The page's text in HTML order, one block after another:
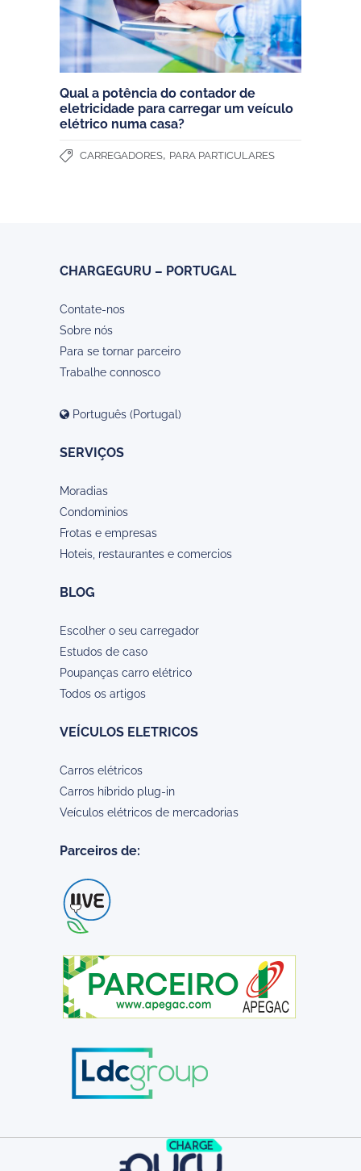
Qual a potência do contador de
eletricidade para carregar um veículo
elétrico numa casa?
CARREGADORES, PARA PARTICULARES
CHARGEGURU – PORTUGAL
Contate-nos
Sobre nós
Para se tornar parceiro
Trabalhe connosco
Português (Portugal)
SERVIÇOS
Moradias
Condominios
Frotas e empresas
Hoteis, restaurantes e comercios
BLOG
Escolher o seu carregador
Estudos de caso
Poupanças carro elétrico
Todos os artigos
VEÍCULOS ELETRICOS
Carros elétricos
Carros híbrido plug-in
Veículos elétricos de mercadorias
Parceiros de: